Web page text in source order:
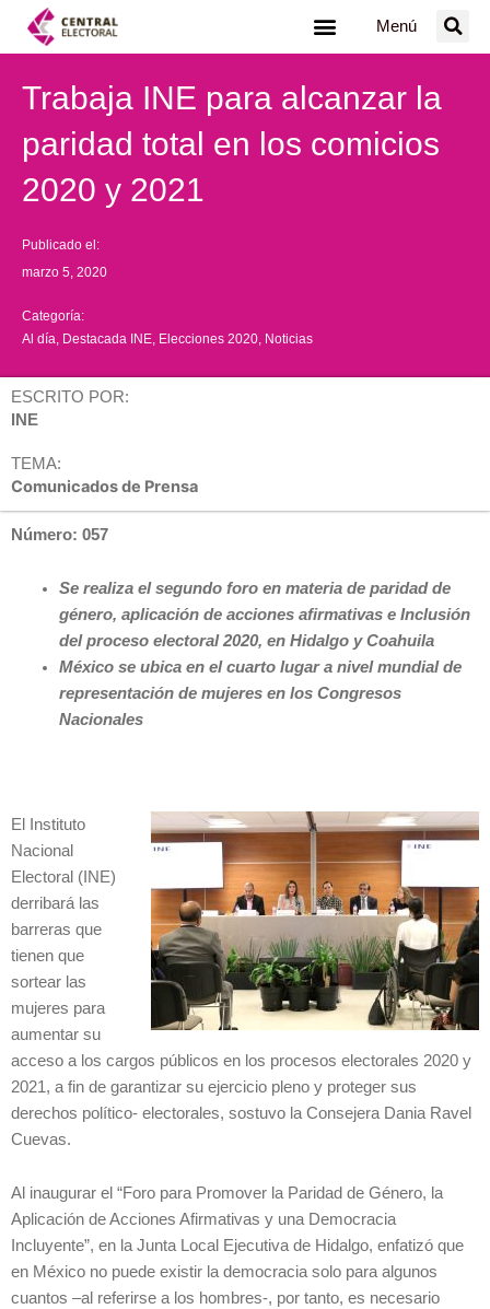
Menú
Trabaja INE para alcanzar la
paridad total en los comicios
2020 y 2021
Publicado el:
marzo 5, 2020
Categoría:
Al día Destacada INE Elecciones 2020 Noticias
ESCRITO POR:
INE
TEMA:
Comunicados de Prensa
Número: 057
Se realiza el segundo foro en materia de paridad de
género, aplicación de acciones afirmativas e Inclusión
del proceso electoral 2020, en Hidalgo y Coahuila
México se ubica en el cuarto lugar a nivel mundial de
representación de mujeres en los Congresos
Nacionales
El Instituto
Nacional
Electoral (INE)
derribará las
barreras que
tienen que
sortear las
mujeres para
aumentar su
acceso a los cargos públicos en los procesos electorales 2020 y
2021, a fin de garantizar su ejercicio pleno y proteger sus
derechos político- electorales, sostuvo la Consejera Dania Ravel
Cuevas.
Al inaugurar el “Foro para Promover la Paridad de Género, la
Aplicación de Acciones Afirmativas y una Democracia
Incluyente”, en la Junta Local Ejecutiva de Hidalgo, enfatizó que
en México no puede existir la democracia solo para algunos
cuantos –al referirse a los hombres-, por tanto, es necesario